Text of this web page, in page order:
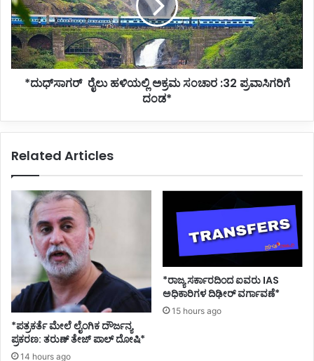
ಸಂಚಾರ
:32
ಪ್ರವಾಸಿಗರಿಗೆ
ದಂಡ*
*ದುಧ್‌ಸಾಗರ್ ರೈಲು ಹಳಿಯಲ್ಲಿ ಅಕ್ರಮ ಸಂಚಾರ :32 ಪ್ರವಾಸಿಗರಿಗೆ
ದಂಡ*
Related Articles
*ಪತ್ರಕರ್ತೆ ಮೇಲೆ ಲೈಂಗಿಕ ದೌರ್ಜನ್ಯ
ಪ್ರಕರಣ: ತರುಣ್ ತೇಜ್ ಪಾಲ್ ದೋಷಿ*
14 hours ago
*ರಾಜ್ಯ ಸರ್ಕಾರದಿಂದ ಐವರು IAS
ಅಧಿಕಾರಿಗಳ ದಿಢೀರ್ ವರ್ಗಾವಣೆ*
15 hours ago